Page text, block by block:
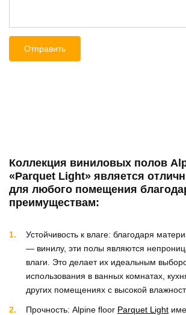
Коллекция виниловых полов
«Parquet Light» является
для любого помещения
преимуществам:
Устойчивость к влаге: благодаря
— винилу, эти полы являются
влаги. Это делает их идеальным
использования в ванных комнатах,
других помещениях с высокой
Прочность: Alpine floor Parquet Light